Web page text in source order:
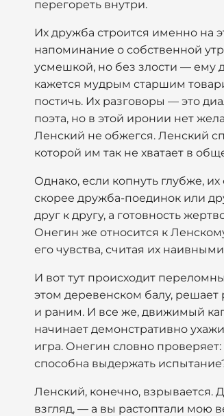
перегореть внутри.
Их дружба строится именно на
напоминание о собственной
усмешкой, но без злости — ему
кажется мудрым старшим
постичь. Их разговоры — это
поэта, но в этой иронии нет
Ленский не обжегся. Ленский
которой им так не хватает в
Однако, если копнуть глубже,
скорее дружба-поединок или
друг к другу, а готовность
Онегин же относится к
его чувства, считая их
И вот тут происходит
этом деревенском балу, решает
и раним. И все же, движимый
начинает демонстративно
игра. Онегин словно
способна выдержать
Ленский, конечно, взрывается.
взгляд, — а вы растоптали мою